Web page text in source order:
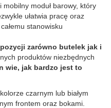
moduł barowy, który
ułatwia pracę oraz
stanowisku
zarówno butelek jak i
produktów niezbędnych
wie, jak bardzo jest to
czarnym lub białym
frontem oraz bokami.